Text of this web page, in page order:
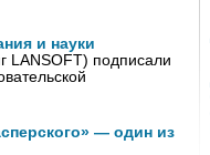
и науки
LANSOFT) подписали
— один из